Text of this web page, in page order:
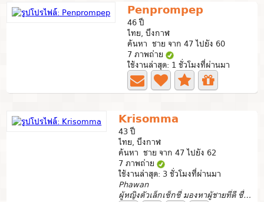
Penprompep
46 ปี
ไทย, บึงกาฬ
ค้นหา ชาย จาก 47 ไปยัง 60
7 ภาพถ่าย
ใช้งานล่าสุด: 1 ชั่วโมงที่ผ่านมา
Krisomma
43 ปี
ไทย, บึงกาฬ
ค้นหา ชาย จาก 47 ไปยัง 62
7 ภาพถ่าย
ใช้งานล่าสุด: 3 ชั่วโมงที่ผ่านมา
Phawan
ผู้หญิงตัวเล็กเซ็กซี่ มองหาผู้ชายที่ดี ซื่อสัตย์ อบอุ่น...